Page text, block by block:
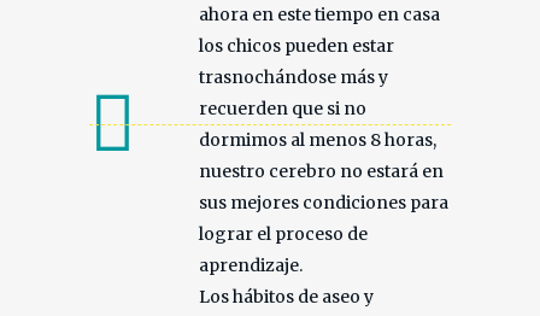
ahora en este tiempo en casa
los chicos pueden estar
trasnochándose más y
recuerden que si no
dormimos al menos 8 horas,
nuestro cerebro no estará en
sus mejores condiciones para
lograr el proceso de
aprendizaje.
Los hábitos de aseo y